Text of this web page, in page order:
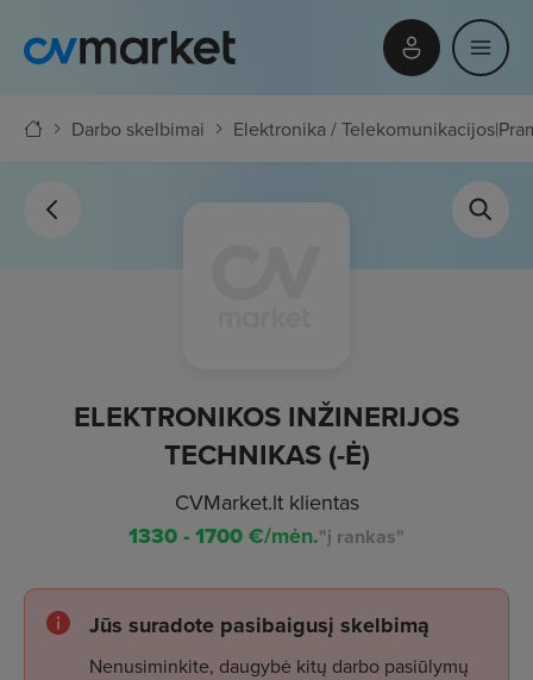
Darbo skelbimai Elektronika / Telekomunikacijos|
ELEKTRONIKOS INŽINERIJOS
TECHNIKAS (-Ė)
CVMarket.lt klientas
1330 - 1700€/mėn."į rankas"
Jūs suradote pasibaigusį skelbimą
Nenusiminkite, daugybė kitų darbo pasiūlymų